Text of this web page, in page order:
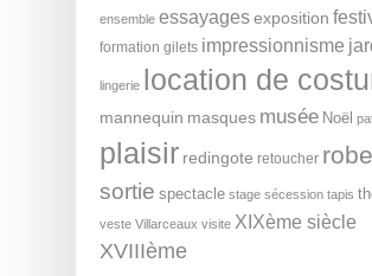
ensemble essayagesexposition
formation gilets impressionnisme
lingerie location de
mannequin masques musée Noël
plaisir redingote retoucher robe
sortie spectacle stage sécession tapis
veste Villarceaux visite XIXème siècle
XVIIIème